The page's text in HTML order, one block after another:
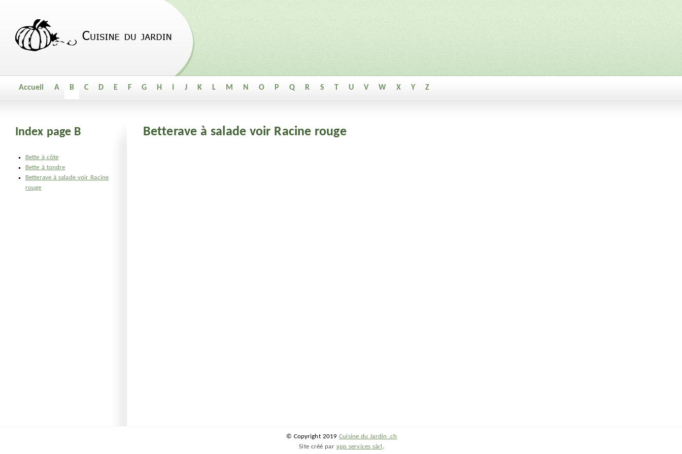
Accueil A B C D E F G H J K L M N O P Q R S T U V W X Y Z
Index page B
Bette à côte
Bette à tondre
Betterave à salade voir Racine
rouge
Betterave à salade voir Racine rouge
© Copyright 2019Cuisine du Jardin .ch
Site créé par xpp services sàrl .